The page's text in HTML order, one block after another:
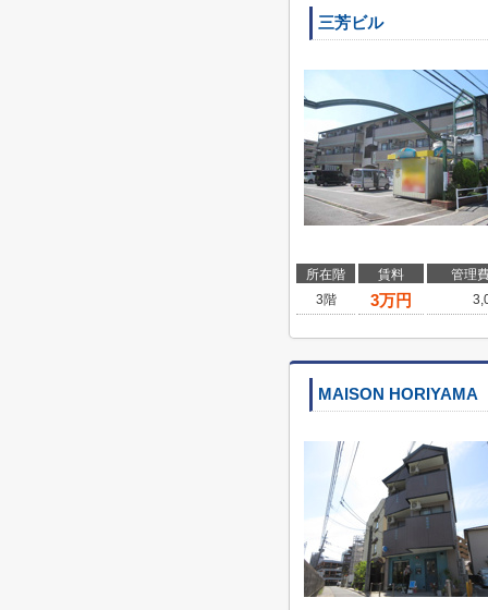
三芳ビル
所在階 賃料
管理
3階
3万円
MAISON HORIYAMA